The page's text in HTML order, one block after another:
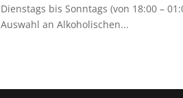
Dienstags bis Sonntags (von 18:00 –
Auswahl an Alkoholischen...